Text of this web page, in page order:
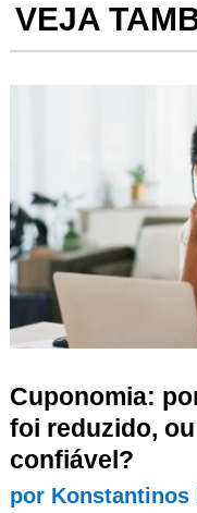
VEJA
Cuponomia:
foi reduzido,
confiável?
por Konstantinos